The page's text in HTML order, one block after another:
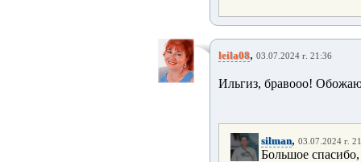
leila08, 03.07.2024 г. 21:36
Ильгиз, бравооо!
silman, 03.07.2024 г.
Большое